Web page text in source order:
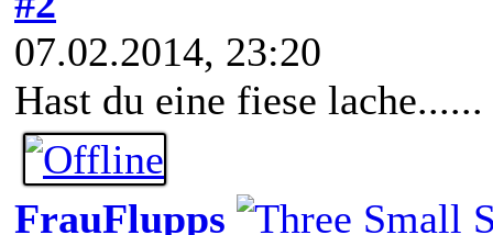
07.02.2014, 23:20
Hast du eine fiese lache......
FrauFlupps